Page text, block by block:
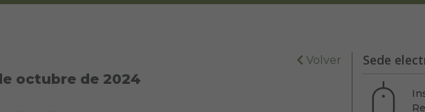
Volver
octubre de 2024
Sede